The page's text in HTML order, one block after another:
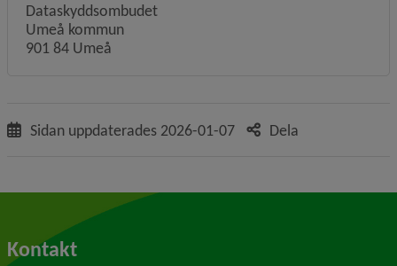
Dataskyddsombudet
Umeå kommun
901 84 Umeå
Sidan uppdaterades 2026-01-07 Dela
Kontakt